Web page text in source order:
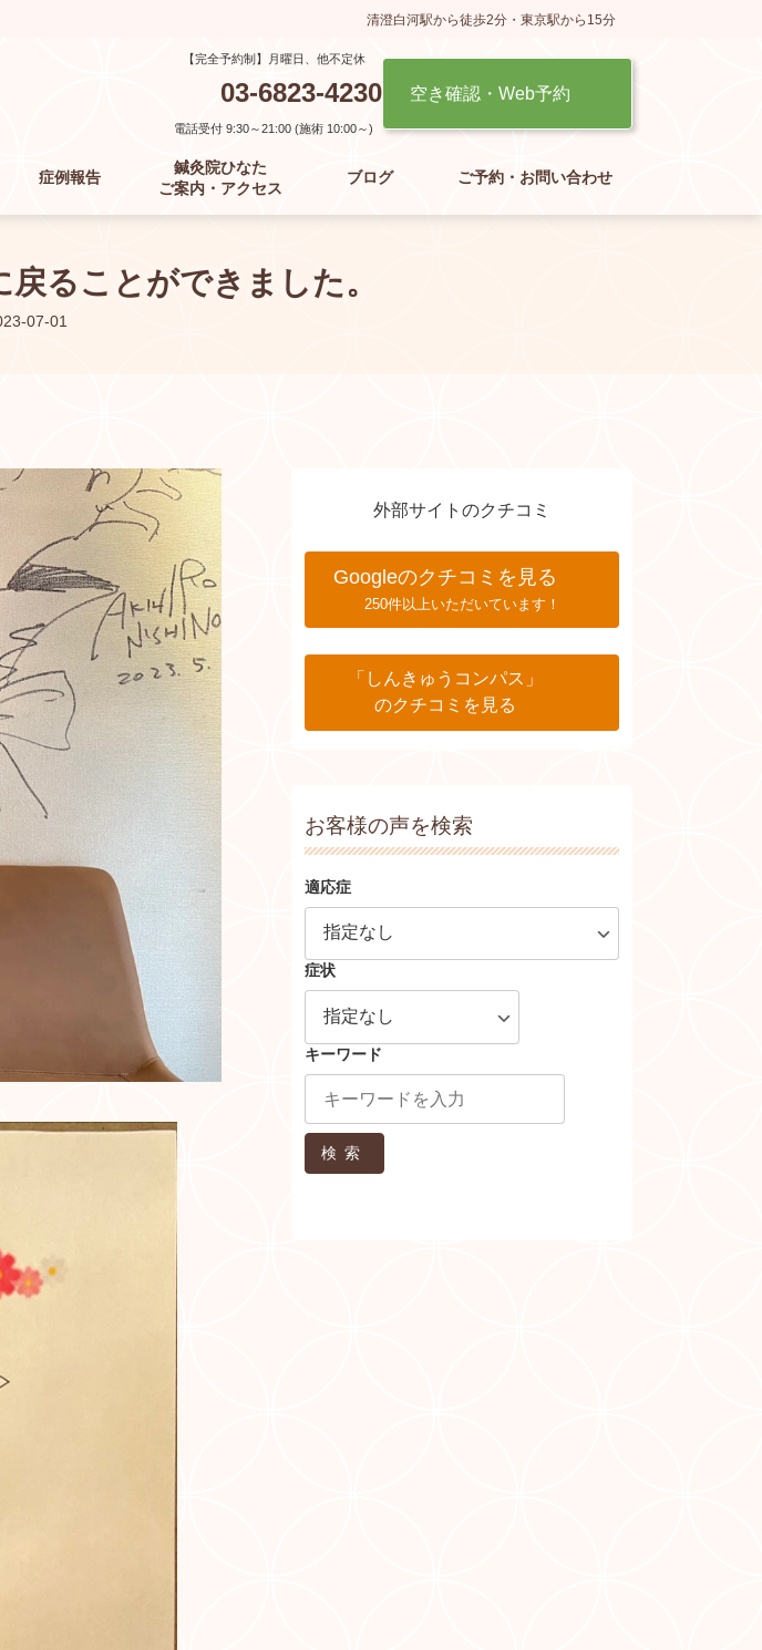
清澄白河駅から徒歩2分・東京駅から15分
【完全予約制】月曜日、他不定休
03-6823-4230
電話受付 9:30～21:00 (施術 10:00～)
空き確認・Web予約
症例報告
鍼灸院ひなた
ご案内・アクセス
ブログ ご予約・お問い合わせ
ることができました。
07-01
外部サイトのクチコミ
Googleのクチコミを見る
250件以上いただいています！
「しんきゅうコンパス」
のクチコミを見る
お客様の声を検索
適応症
症状
キーワード
検索